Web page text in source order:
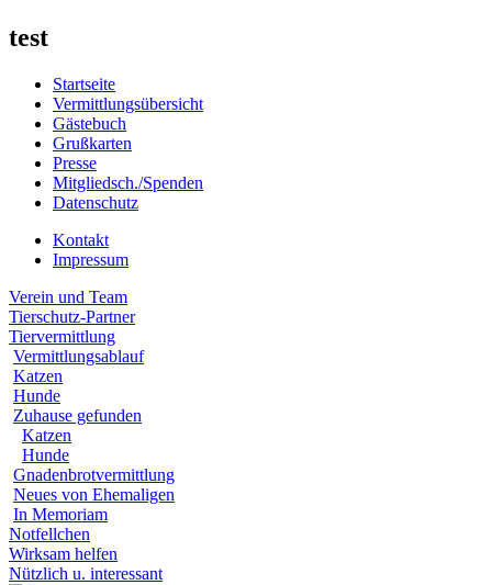
test
Startseite
Vermittlungsübersicht
Gästebuch
Grußkarten
Presse
Mitgliedsch./Spenden
Datenschutz
Kontakt
Impressum
Verein und Team
Tierschutz-Partner
Tiervermittlung
Vermittlungsablauf
Katzen
Hunde
Zuhause gefunden
Katzen
Hunde
Gnadenbrotvermittlung
Neues von Ehemaligen
In Memoriam
Notfellchen
Wirksam helfen
Nützlich u. interessant